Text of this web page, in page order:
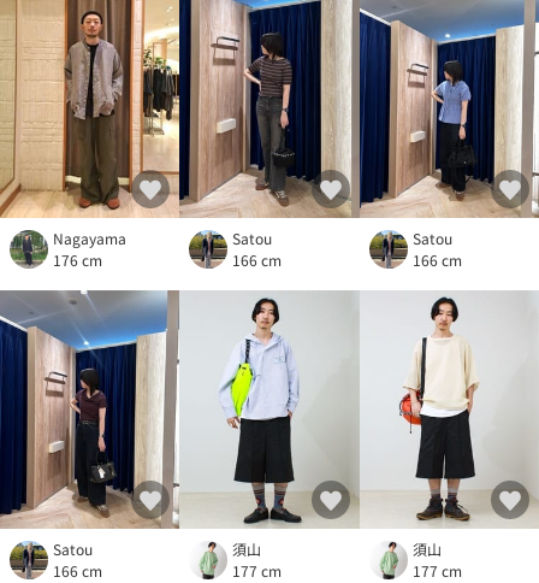
Nagayama
176 cm
Satou
166 cm
Satou
166 cm
Satou
166 cm
須山
177 cm
須山
177 cm